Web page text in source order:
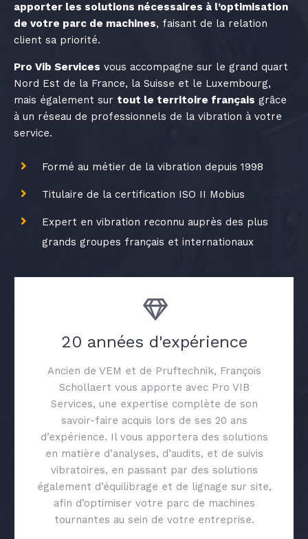
apporter les solutions nécessaires à l’optimisation
de votre parc de machines, faisant de la relation
client sa priorité.
Pro Vib Services vous accompagne sur le grand quart
Nord Est de la France, la Suisse et le Luxembourg,
mais également sur tout le territoire français grâce
à un réseau de professionnels de la vibration à votre
service.
Formé au métier de la vibration depuis 1998
Titulaire de la certification ISO II Mobius
Expert en vibration reconnu auprès des plus
grands groupes français et internationaux
20 années d'expérience
Ancien de VEM et de Pruftechnik, François
Schollaert vous apporte avec Pro VIB
Services, une expertise complète de son
savoir-faire acquis lors de ses 20 ans
d’expérience. Il vous apportera des solutions
en matière d’analyses, d’audits, et de suivis
vibratoires, en passant par des solutions
également d’équilibrage et de lignage sur site,
afin d’optimiser votre parc de machines
tournantes au sein de votre entreprise.